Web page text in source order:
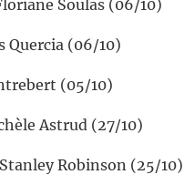
Soulas (06/10)
Quercia (06/10)
(05/10)
Astrud (27/10)
Robinson (25/10)